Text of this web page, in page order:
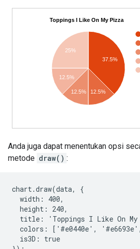
Anda juga dapat menentukan opsi
metode draw() :
chart.draw(data, {
  width: 400,
  height: 240,
title: 'Toppings I Like On My
colors: ['#e0440e',
  is3D: true